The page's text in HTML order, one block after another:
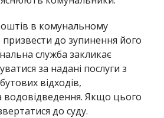
в комунальному
до зупинення його
служба закликає
за надані послуги з
відходів,
водовідведення. Якщо цього
до суду.